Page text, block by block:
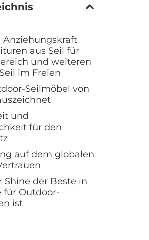
Anziehungskraft
aus Seil für
und weiteren
im Freien
Seilmöbel von
und
für den
auf dem globalen
Shine der Beste in
für Outdoor-
ist